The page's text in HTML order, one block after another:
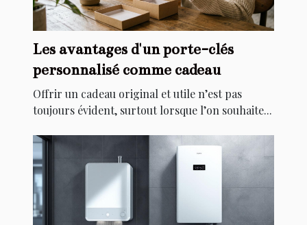
Les avantages d'un porte-clés
personnalisé comme cadeau
Offrir un cadeau original et utile n’est pas
toujours évident, surtout lorsque l’on souhaite...